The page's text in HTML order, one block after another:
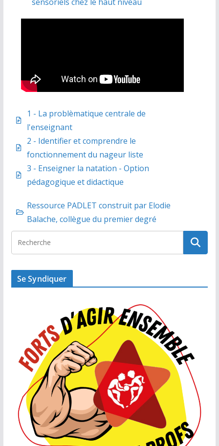
1 - La problèmatique centrale de
l'enseignant
2 - Identifier et comprendre le
fonctionnement du nageur liste
3 - Enseigner la natation - Option
pédagogique et didactique
Ressource PADLET construit par Elodie
Balache, collègue du premier degré
Se Syndiquer